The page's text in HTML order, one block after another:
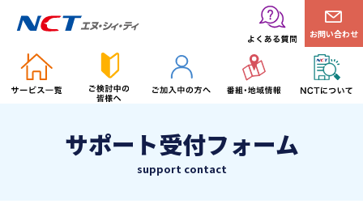
お問い合わせ
サポート受付フォーム
support contact